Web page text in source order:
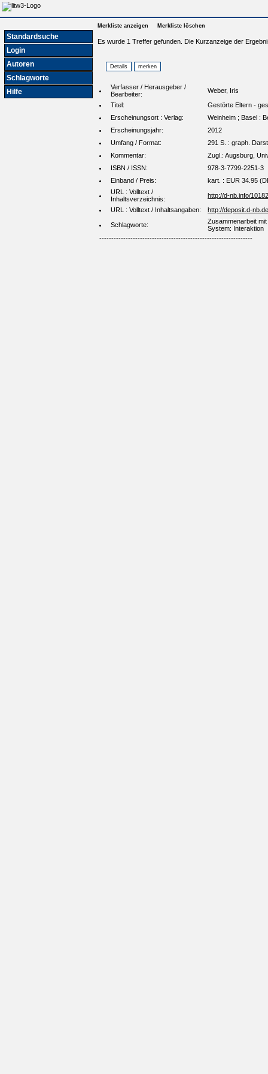
Standardsuche
Login
Autoren
Schlagworte
Hilfe
Merkliste anzeigen Merkliste löschen
Es wurde 1 Treffer gefunden. Die Kurzanzeige der
Verfasser / Herausgeber /
Bearbeiter:
Weber, Iris
Titel:
Gestörte Eltern -
Erscheinungsort : Verlag:
Weinheim ; Basel :
Erscheinungsjahr:
2012
Umfang / Format:
291 S. : graph.
Kommentar:
Zugl.: Augsburg,
ISBN / ISSN:
978-3-7799-2251-3
Einband / Preis:
kart. : EUR 34.95
URL : Volltext /
Inhaltsverzeichnis:
http://d-nb.info/
URL : Volltext / Inhaltsangaben:
http://deposit.d-
Schlagworte:
Zusammenarbeit
System: Interaktion
----------------------------------------------------------------